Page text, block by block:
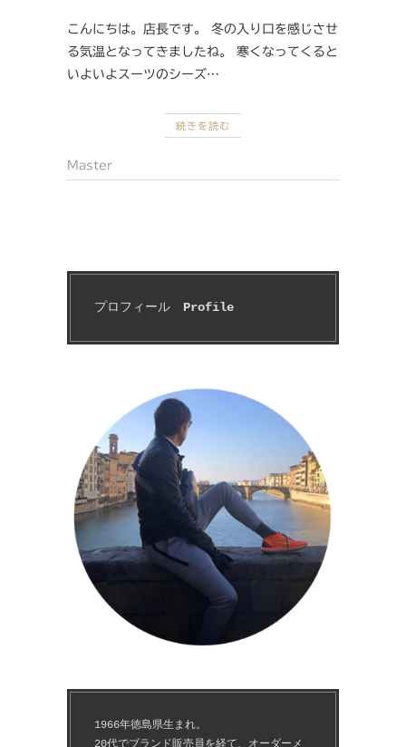
こんにちは。店長です。 冬の入り口を感じさせ
る気温となってきましたね。 寒くなってくると
いよいよスーツのシーズ…
続きを読む
Master
プロフィール Profile
1966年徳島県生まれ。
20代でブランド販売員を経て、オーダーメ